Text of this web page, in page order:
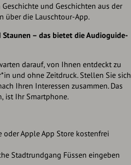
und Geschichten aus der
über die Lauschtour-App.
Staunen – das bietet die Audioguide-
darauf, von Ihnen entdeckt zu
und ohne Zeitdruck. Stellen Sie sich
Ihren Interessen zusammen. Das
ist Ihr Smartphone.
Apple App Store kostenfrei
Stadtrundgang Füssen eingeben